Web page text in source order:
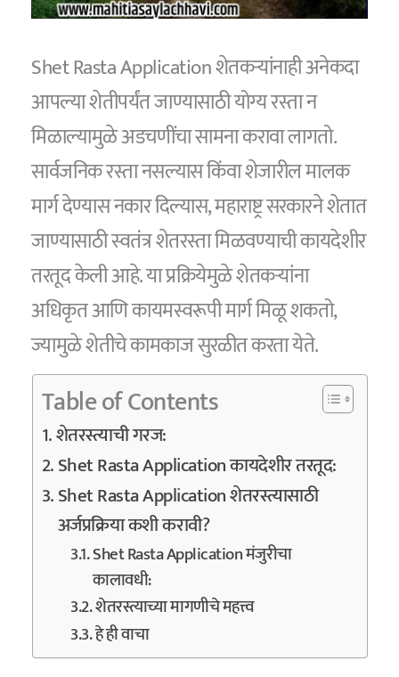
Shet Rasta Application शेतकऱ्यांनाही अनेकदा
आपल्या शेतीपर्यंत जाण्यासाठी योग्य रस्ता न
मिळाल्यामुळे अडचणींचा सामना करावा लागतो.
सार्वजनिक रस्ता नसल्यास किंवा शेजारील मालक
मार्ग देण्यास नकार दिल्यास, महाराष्ट्र सरकारने शेतात
जाण्यासाठी स्वतंत्र शेतरस्ता मिळवण्याची कायदेशीर
तरतूद केली आहे. या प्रक्रियेमुळे शेतकऱ्यांना
अधिकृत आणि कायमस्वरूपी मार्ग मिळू शकतो,
ज्यामुळे शेतीचे कामकाज सुरळीत करता येते.
Table of Contents
शेतरस्त्याची गरज:
Shet Rasta Application कायदेशीर तरतूद:
Shet Rasta Application शेतरस्त्यासाठी
अर्जप्रक्रिया कशी करावी?
Shet Rasta Application मंजुरीचा
कालावधी:
शेतरस्त्याच्या मागणीचे महत्त्व
हे ही वाचा